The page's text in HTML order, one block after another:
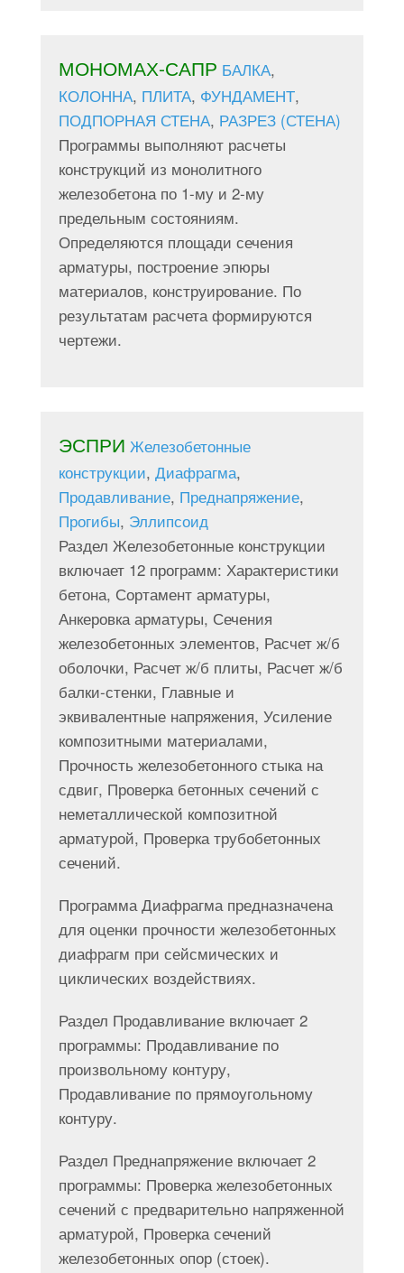
МОНОМАХ-САПР БАЛКА,
КОЛОННА, ПЛИТА, ФУНДАМЕНТ,
ПОДПОРНАЯ СТЕНА, РАЗРЕЗ (СТЕНА)
Программы выполняют расчеты
конструкций из монолитного
железобетона по 1-му и 2-му
предельным состояниям.
Определяются площади сечения
арматуры, построение эпюры
материалов, конструирование. По
результатам расчета формируются
чертежи.
ЭСПРИ Железобетонные
конструкции, Диафрагма,
Продавливание, Преднапряжение,
Прогибы, Эллипсоид
Раздел Железобетонные конструкции
включает 12 программ: Характеристики
бетона, Сортамент арматуры,
Анкеровка арматуры, Сечения
железобетонных элементов, Расчет ж/б
оболочки, Расчет ж/б плиты, Расчет ж/б
балки-стенки, Главные и
эквивалентные напряжения, Усиление
композитными материалами,
Прочность железобетонного стыка на
сдвиг, Проверка бетонных сечений с
неметаллической композитной
арматурой, Проверка трубобетонных
сечений.
Программа Диафрагма предназначена
для оценки прочности железобетонных
диафрагм при сейсмических и
циклических воздействиях.
Раздел Продавливание включает 2
программы: Продавливание по
произвольному контуру,
Продавливание по прямоугольному
контуру.
Раздел Преднапряжение включает 2
программы: Проверка железобетонных
сечений с предварительно напряженной
арматурой, Проверка сечений
железобетонных опор (стоек).